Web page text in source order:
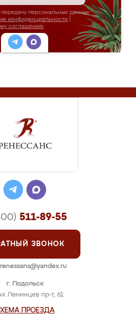
персональных данных
конфиденциальности
соглашению
г. Подольск
Ленинцев пр-т, 61
ПРОЕЗДА
511-89-55
ЗВОНОК